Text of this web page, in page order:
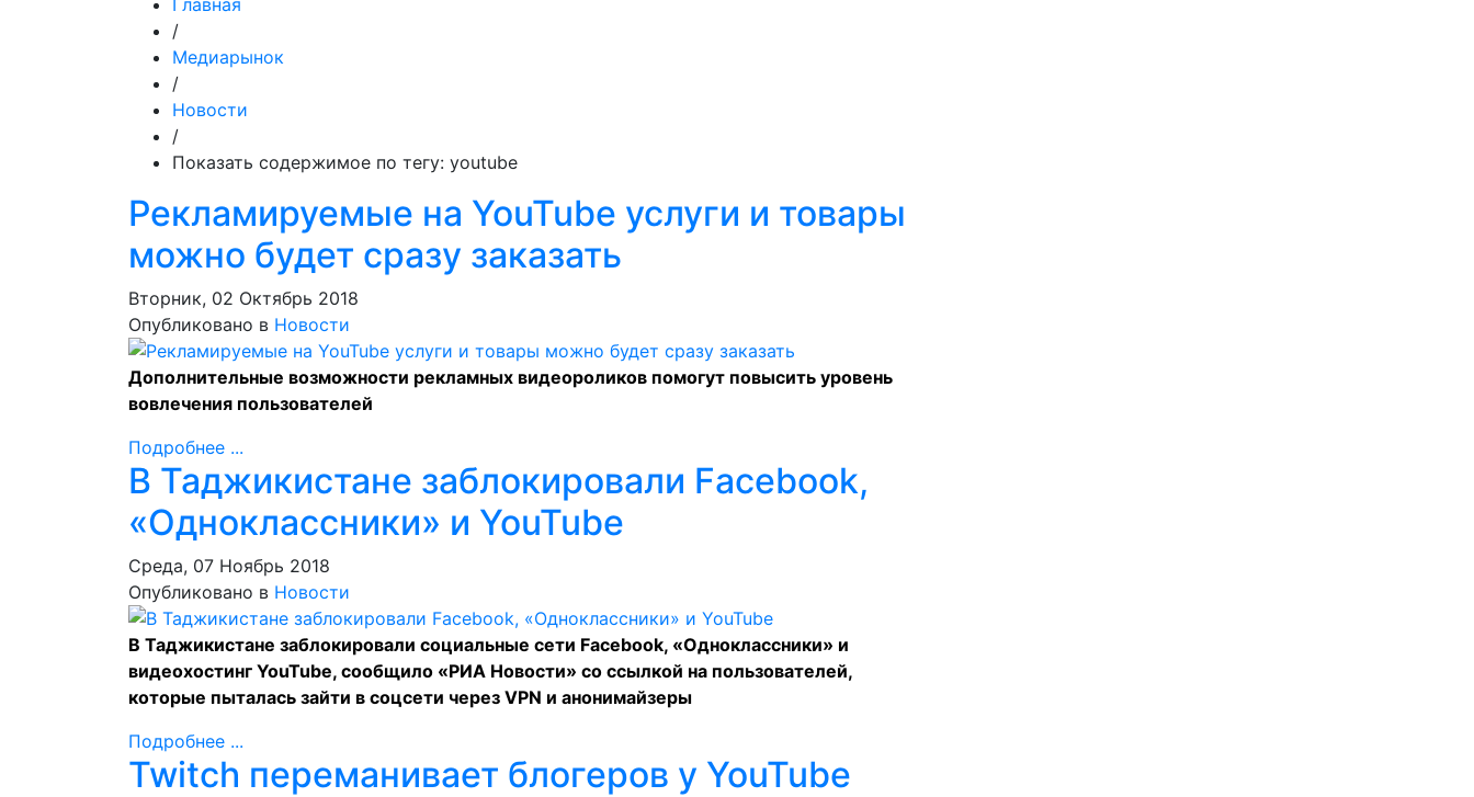
Главная
/
Медиарынок
/
Новости
/
Показать содержимое по тегу: youtube
Рекламируемые на YouTube услуги и товары
можно будет сразу заказать
Вторник, 02 Октябрь 2018
Опубликовано в Новости
Дополнительные возможности рекламных видеороликов помогут повысить уровень
вовлечения пользователей
Подробнее ...
В Таджикистане заблокировали Facebook,
«Одноклассники» и YouTube
Среда, 07 Ноябрь 2018
Опубликовано в Новости
В Таджикистане заблокировали социальные сети Facebook, «Одноклассники» и
видеохостинг YouTube, сообщило «РИА Новости» со ссылкой на пользователей,
которые пыталась зайти в соцсети через VPN и анонимайзеры
Подробнее ...
Twitch переманивает блогеров у YouTube